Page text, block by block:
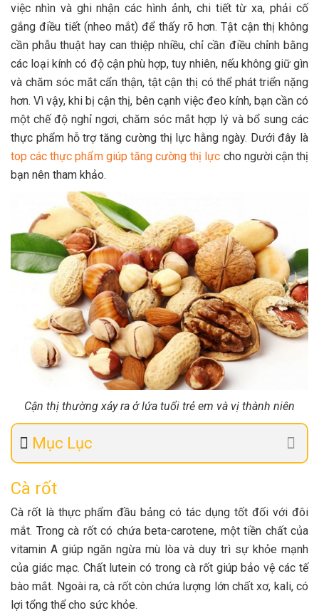
việc nhìn và ghi nhận các hình ảnh, chi tiết từ xa, phải cố
gắng điều tiết (nheo mắt) để thấy rõ hơn. Tật cận thị không
cần phẫu thuật hay can thiệp nhiều, chỉ cần điều chỉnh bằng
các loại kính có độ cận phù hợp, tuy nhiên, nếu không giữ gìn
và chăm sóc mắt cẩn thận, tật cận thị có thể phát triển nặng
hơn. Vì vậy, khi bị cận thị, bên cạnh việc đeo kính, bạn cần có
một chế độ nghỉ ngơi, chăm sóc mắt hợp lý và bổ sung các
thực phẩm hỗ trợ tăng cường thị lực hằng ngày. Dưới đây là
top các thực phẩm giúp tăng cường thị lực cho người cận thị
bạn nên tham khảo.
Cận thị thường xảy ra ở lứa tuổi trẻ em và vị thành niên
Mục Lục
Cà rốt
Cà rốt là thực phẩm đầu bảng có tác dụng tốt đối với đôi
mắt. Trong cà rốt có chứa beta-carotene, một tiền chất của
vitamin A giúp ngăn ngừa mù lòa và duy trì sự khỏe mạnh
của giác mạc. Chất lutein có trong cà rốt giúp bảo vệ các tế
bào mắt. Ngoài ra, cà rốt còn chứa lượng lớn chất xơ, kali, có
lợi tổng thể cho sức khỏe.